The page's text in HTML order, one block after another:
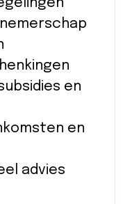
en
en
advies